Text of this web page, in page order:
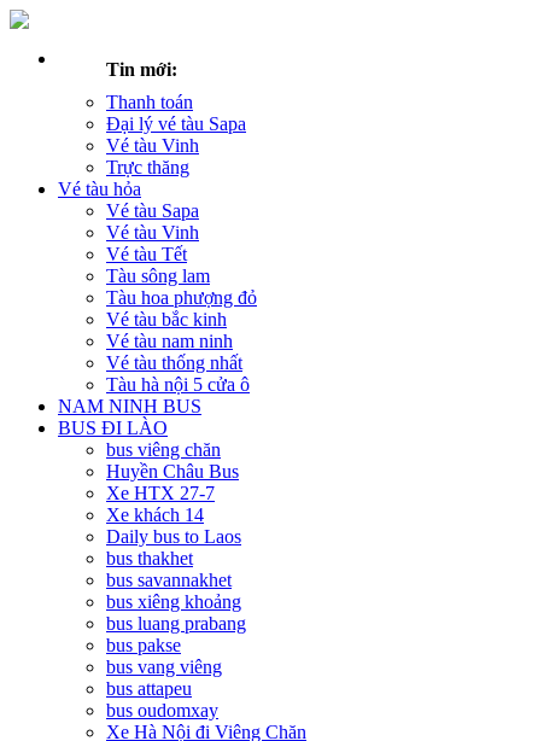
Tin mới:
Thanh toán
Đại lý vé tàu Sapa
Vé tàu Vinh
Trực thăng
Vé tàu hỏa
Vé tàu Sapa
Vé tàu Vinh
Vé tàu Tết
Tàu sông lam
Tàu hoa phượng đỏ
Vé tàu bắc kinh
Vé tàu nam ninh
Vé tàu thống nhất
Tàu hà nội 5 cửa ô
NAM NINH BUS
BUS ĐI LÀO
bus viêng chăn
Huyền Châu Bus
Xe HTX 27-7
Xe khách 14
Daily bus to Laos
bus thakhet
bus savannakhet
bus xiêng khoảng
bus luang prabang
bus pakse
bus vang viêng
bus attapeu
bus oudomxay
Xe Hà Nội đi Viêng Chăn